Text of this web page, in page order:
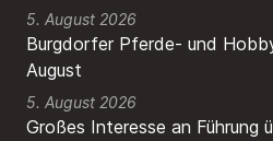
Burgdorfer Pferde- und
August
5. August 2026
Großes Interesse an Führung
5. August 2026